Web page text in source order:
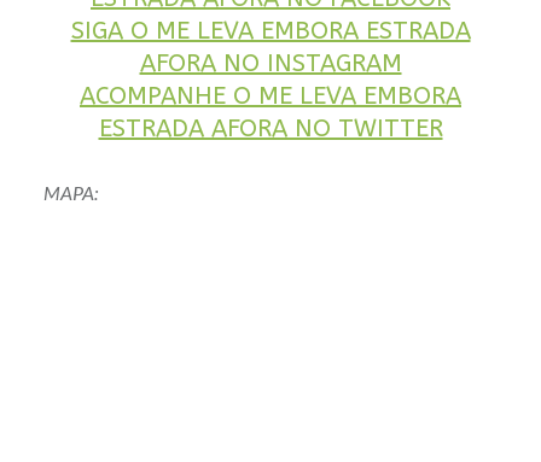
SIGA O ME LEVA EMBORA ESTRADA
AFORA NO INSTAGRAM
ACOMPANHE O ME LEVA EMBORA
ESTRADA AFORA NO TWITTER
MAPA: